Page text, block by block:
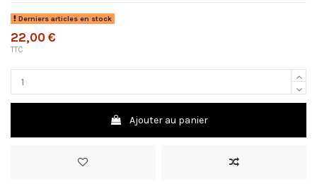
Derniers articles en stock
22,00 €
TTC
Ajouter au panier